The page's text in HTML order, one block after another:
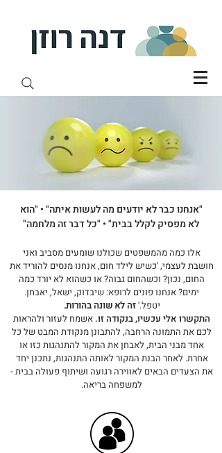
"אנחנו כבר לא יודעים מה לעשות איתה" • "הוא
לא מפסיק לקלל בבית" • "כל דבר זה מלחמה"
אלו כמה מהמשפטים שכולנו שומעים מסביב ואני
חושבת לעצמי, 'כשיש לילד חום, אנחנו מנסים להוריד את
החום, נכון? וכשהחום גבוה? או כשהוא לא יורד כמה
ימים? אנחנו פונים לרופא: שיבדוק, ישאל, יאבחן.
יטפל.'זה לא שונה בהורות.
התקשרו אלי עכשיו, בנקודה זו. אשמח לעזור ולהראות
לכם את התמונה הרחבה, להתבונן מנקודת המבט של כל
אחד מבני הבית, לאבחן את המקור להתנהגות כזו או
אחרת. לאחר הבנת המקור לאותה התנהגות, נתכנן יחד
את הצעדים הבאים לאווירה רגועה ושיתוף פעולה בבית -
למשפחה בריאה.